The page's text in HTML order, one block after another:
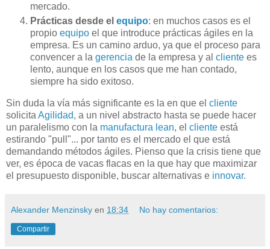
mercado.
Prácticas desde el equipo: en muchos casos es el
propio equipo el que introduce prácticas ágiles en la
empresa. Es un camino arduo, ya que el proceso para
convencer a la gerencia de la empresa y al cliente es
lento, aunque en los casos que me han contado,
siempre ha sido exitoso.
Sin duda la vía más significante es la en que el cliente
solicita Agilidad, a un nivel abstracto hasta se puede hacer
un paralelismo con la manufactura lean, el cliente está
estirando "pull"... por tanto es el mercado el que está
demandando métodos ágiles. Pienso que la crisis tiene que
ver, es época de vacas flacas en la que hay que maximizar
el presupuesto disponible, buscar alternativas e innovar.
Alexander Menzinsky en 18:34 No hay comentarios:
Compartir